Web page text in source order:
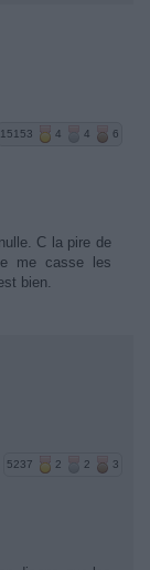
15153 4 4 6
C la pire de
me casse les
bien.
5237 2 2 3